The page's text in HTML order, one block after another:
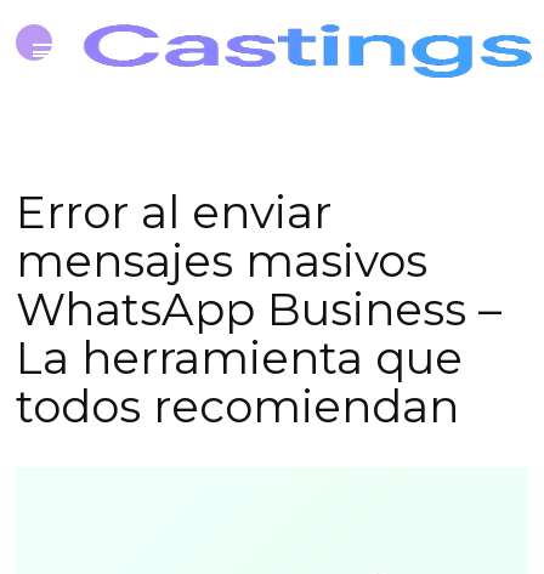
Error al enviar
mensajes masivos
WhatsApp Business –
La herramienta que
todos recomiendan